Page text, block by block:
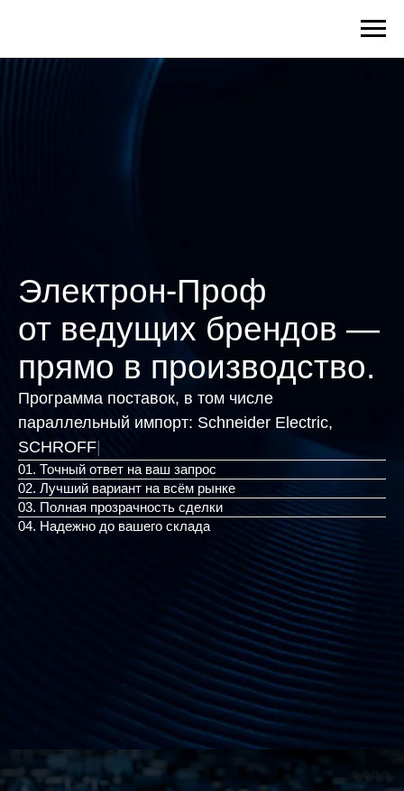
Электрон-Проф
от ведущих брендов —
прямо в производство.
Программа поставок, в том числе
параллельный импорт:
01. Точный ответ на ваш запрос
02. Лучший вариант на всём рынке
03. Полная прозрачность сделки
04. Надежно до вашего склада